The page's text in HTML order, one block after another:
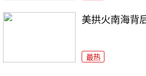
美拱火南海背
最热